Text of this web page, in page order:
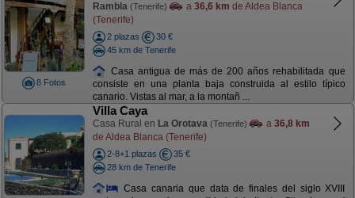
8 Fotos
Rambla (Tenerife) a 36,6 km de Aldea Blanca
(Tenerife)
2 plazas
30 €
45 km de Tenerife
Casa antigua de más de 200 años rehabilitada que
consiste en una planta baja construida al estilo típico
canario. Vistas al mar, a la montañ ...
Villa Caya
Casa Rural en La Orotava (Tenerife) a 36,8 km
de Aldea Blanca (Tenerife)
2-8+1 plazas
35 €
28 km de Tenerife
Casa canaria que data de finales del siglo XVIII